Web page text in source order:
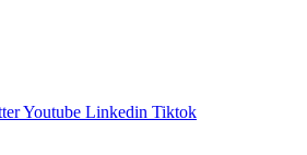
Youtube Linkedin Tiktok